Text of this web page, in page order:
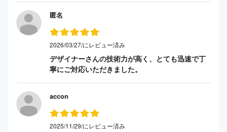
匿名
2026/03/27/にレビュー済み
デザイナーさんの技術力が高く、とても迅速で丁
寧にご対応いただきました。
accon
2025/11/29/にレビュー済み